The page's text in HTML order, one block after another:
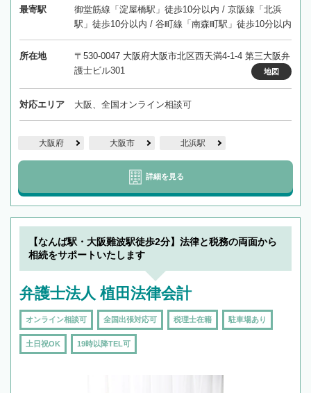
最寄駅
御堂筋線「淀屋橋駅」徒歩10分以内 / 京阪線「北浜
駅」徒歩10分以内 / 谷町線「南森町駅」徒歩10分以内
所在地
〒530-0047 大阪府大阪市北区西天満4-1-4 第三大阪弁
護士ビル301
地図
対応エリア 大阪、全国オンライン相談可
大阪府 大阪市 北浜駅
詳細を見る
【なんば駅・大阪難波駅徒歩2分】法律と税務の両面から
相続をサポートいたします
弁護士法人 植田法律会計
オンライン相談可 全国出張対応可 税理士在籍 駐車場あり
土日祝OK 19時以降TEL可